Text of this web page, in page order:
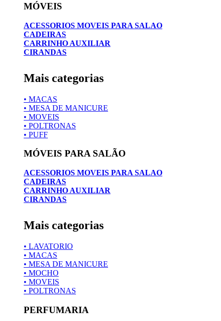
MÓVEIS
ACESSORIOS MOVEIS PARA SALAO
CADEIRAS
CARRINHO AUXILIAR
CIRANDAS
Mais categorias
• MACAS
• MESA DE MANICURE
• MOVEIS
• POLTRONAS
• PUFF
MÓVEIS PARA SALÃO
ACESSORIOS MOVEIS PARA SALAO
CADEIRAS
CARRINHO AUXILIAR
CIRANDAS
Mais categorias
• LAVATORIO
• MACAS
• MESA DE MANICURE
• MOCHO
• MOVEIS
• POLTRONAS
PERFUMARIA